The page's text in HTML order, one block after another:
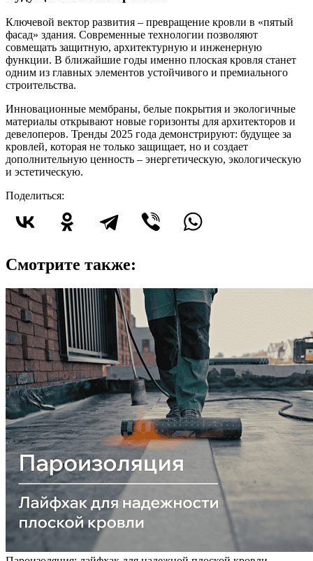
Ключевой вектор развития – превращение кровли в «пятый
фасад» здания. Современные технологии позволяют
совмещать защитную, архитектурную и инженерную
функции. В ближайшие годы именно плоская кровля станет
одним из главных элементов устойчивого и премиального
строительства.
Инновационные мембраны, белые покрытия и экологичные
материалы открывают новые горизонты для архитекторов и
девелоперов. Тренды 2025 года демонстрируют: будущее за
кровлей, которая не только защищает, но и создает
дополнительную ценность – энергетическую, экологическую
и эстетическую.
Поделиться:
Смотрите также: